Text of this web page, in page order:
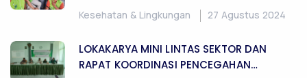
Kesehatan & Lingkungan 27 Agustus 2024
LOKAKARYA MINI LINTAS SEKTOR DAN
RAPAT KOORDINASI PENCEGAHAN